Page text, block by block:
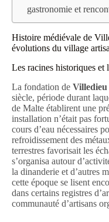
gastronomie et
Histoire médiévale de
évolutions du village
Les racines historiques et
La fondation de Villedieu
siècle, période durant
de Malte établirent une
installation n’était pas
cours d’eau nécessaires
refroidissement des
terrestres favorisait les
s’organisa autour
la dinanderie et d’autres
cette époque se lisent
dans certains registres
communauté d’artisans